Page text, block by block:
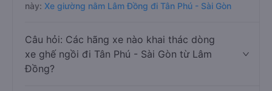
này: Xe giường nằm Lâm Đồng đi Tân Phú - Sài Gòn
Câu hỏi: Các hãng xe nào khai thác dòng
xe ghế ngồi đi Tân Phú - Sài Gòn từ Lâm
Đồng?